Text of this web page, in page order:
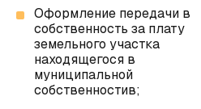
Оформление передачи в
собственность за плату
земельного участка
находящегося в
муниципальной
собственностив;